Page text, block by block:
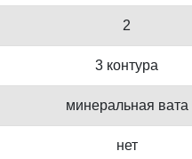
2
3 контура
минеральная вата
нет